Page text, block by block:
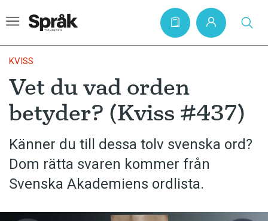
Hem
Artiklar
Krönikor
Språkfrågor
Skrivtips
KVISS
Vet du vad orden
betyder? (Kviss #437)
Känner du till dessa tolv svenska ord?
Dom rätta svaren kommer från
Svenska Akademiens ordlista.